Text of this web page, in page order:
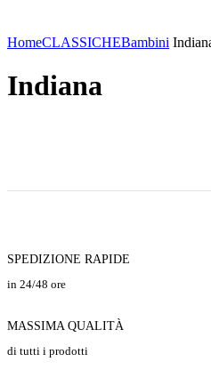
HomeCLASSICHEBambini
Indiana
SPEDIZIONE RAPIDE
in 24/48 ore
MASSIMA QUALITÀ
di tutti i prodotti